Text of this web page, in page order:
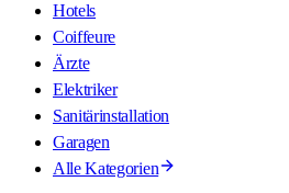
Hotels
Coiffeure
Ärzte
Elektriker
Sanitärinstallation
Garagen
Alle Kategorien